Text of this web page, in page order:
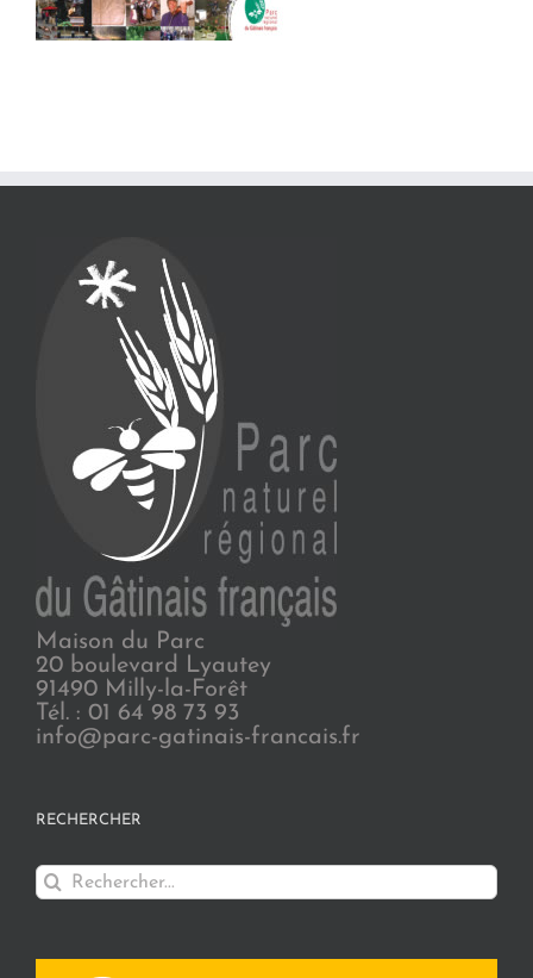
Maison du Parc
20 boulevard Lyautey
91490 Milly-la-Forêt
Tél. : 01 64 98 73 93
info@parc-gatinais-francais.fr
RECHERCHER
Rechercher: